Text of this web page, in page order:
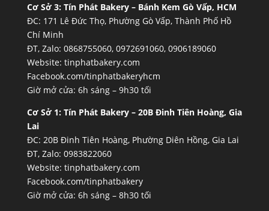
Cơ Sở 3: Tín Phát Bakery – Bánh Kem Gò Vấp, HCM
ĐC: 171 Lê Đức Thọ, Phường Gò Vấp, Thành Phố Hồ
Chí Minh
ĐT, Zalo: 0868755060, 0972691060, 0906189060
Website: tinphatbakery.com
Facebook.com/tinphatbakeryhcm
Giờ mở cửa: 6h sáng – 9h30 tối
Cơ Sở 1: Tín Phát Bakery – 20B Đinh Tiên Hoàng, Gia
Lai
ĐC: 20B Đinh Tiên Hoàng, Phường Diên Hồng, Gia Lai
ĐT, Zalo: 0983822060
Website: tinphatbakery.com
Facebook.com/tinphatbakery
Giờ mở cửa: 6h sáng – 8h30 tối